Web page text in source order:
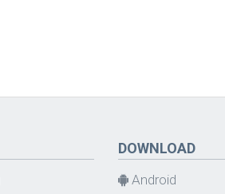
DOWNLOAD
Android